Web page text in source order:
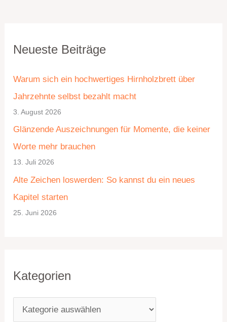
Neueste Beiträge
Warum sich ein hochwertiges Hirnholzbrett über
Jahrzehnte selbst bezahlt macht
3. August 2026
Glänzende Auszeichnungen für Momente, die keiner
Worte mehr brauchen
13. Juli 2026
Alte Zeichen loswerden: So kannst du ein neues
Kapitel starten
25. Juni 2026
Kategorien
a
e
g
o
r
i
n
r
h
i
v